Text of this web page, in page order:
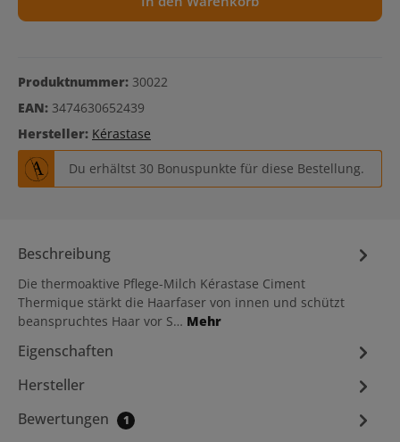
Produktnummer: 30022
EAN: 3474630652439
Hersteller: Kérastase
Du erhältst 30 Bonuspunkte für diese Bestellung.
Beschreibung
Die thermoaktive Pflege-Milch Kérastase Ciment
Thermique stärkt die Haarfaser von innen und schützt
beanspruchtes Haar vor S… Mehr
Eigenschaften
Hersteller
Bewertungen
1